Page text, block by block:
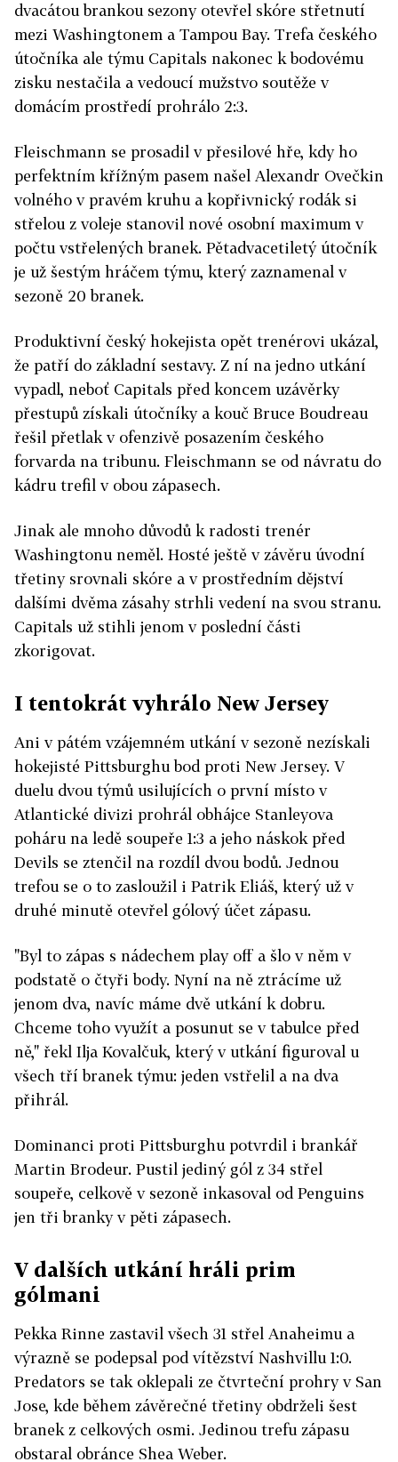
dvacátou brankou sezony otevřel skóre střetnutí
mezi Washingtonem a Tampou Bay. Trefa českého
útočníka ale týmu Capitals nakonec k bodovému
zisku nestačila a vedoucí mužstvo soutěže v
domácím prostředí prohrálo 2:3.
Fleischmann se prosadil v přesilové hře, kdy ho
perfektním křížným pasem našel Alexandr Ovečkin
volného v pravém kruhu a kopřivnický rodák si
střelou z voleje stanovil nové osobní maximum v
počtu vstřelených branek. Pětadvacetiletý útočník
je už šestým hráčem týmu, který zaznamenal v
sezoně 20 branek.
Produktivní český hokejista opět trenérovi ukázal,
že patří do základní sestavy. Z ní na jedno utkání
vypadl, neboť Capitals před koncem uzávěrky
přestupů získali útočníky a kouč Bruce Boudreau
řešil přetlak v ofenzivě posazením českého
forvarda na tribunu. Fleischmann se od návratu do
kádru trefil v obou zápasech.
Jinak ale mnoho důvodů k radosti trenér
Washingtonu neměl. Hosté ještě v závěru úvodní
třetiny srovnali skóre a v prostředním dějství
dalšími dvěma zásahy strhli vedení na svou stranu.
Capitals už stihli jenom v poslední části
zkorigovat.
I tentokrát vyhrálo New Jersey
Ani v pátém vzájemném utkání v sezoně nezískali
hokejisté Pittsburghu bod proti New Jersey. V
duelu dvou týmů usilujících o první místo v
Atlantické divizi prohrál obhájce Stanleyova
poháru na ledě soupeře 1:3 a jeho náskok před
Devils se ztenčil na rozdíl dvou bodů. Jednou
trefou se o to zasloužil i Patrik Eliáš, který už v
druhé minutě otevřel gólový účet zápasu.
"Byl to zápas s nádechem play off a šlo v něm v
podstatě o čtyři body. Nyní na ně ztrácíme už
jenom dva, navíc máme dvě utkání k dobru.
Chceme toho využít a posunut se v tabulce před
ně," řekl Ilja Kovalčuk, který v utkání figuroval u
všech tří branek týmu: jeden vstřelil a na dva
přihrál.
Dominanci proti Pittsburghu potvrdil i brankář
Martin Brodeur. Pustil jediný gól z 34 střel
soupeře, celkově v sezoně inkasoval od Penguins
jen tři branky v pěti zápasech.
V dalších utkání hráli prim
gólmani
Pekka Rinne zastavil všech 31 střel Anaheimu a
výrazně se podepsal pod vítězství Nashvillu 1:0.
Predators se tak oklepali ze čtvrteční prohry v San
Jose, kde během závěrečné třetiny obdrželi šest
branek z celkových osmi. Jedinou trefu zápasu
obstaral obránce Shea Weber.